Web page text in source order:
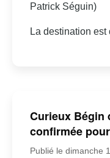
Patrick Séguin)
La destination
Curieux Bégin
confirmée
Publié le dimanche